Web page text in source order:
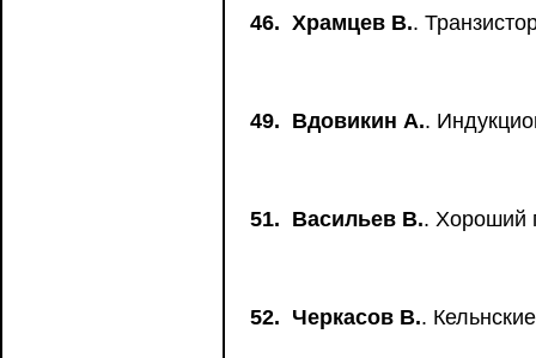
46. Храмцев В..
49. Вдовикин А..
51. Васильев В.. Хороший
52. Черкасов В..